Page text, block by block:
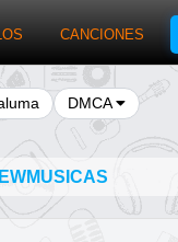
CANCIONES
DMCA